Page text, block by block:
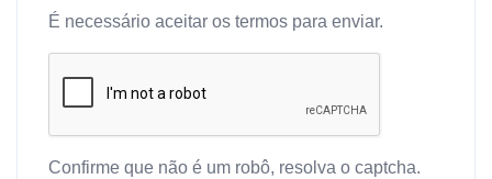
É necessário aceitar os termos para enviar.
Confirme que não é um robô, resolva o captcha.